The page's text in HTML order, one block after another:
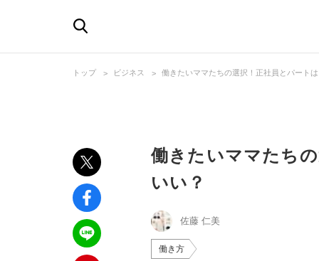
トップ ビジネス 働きたいママたちの選択！正社員とパート
働きたいママたち
いい？
佐藤 仁美
働き方